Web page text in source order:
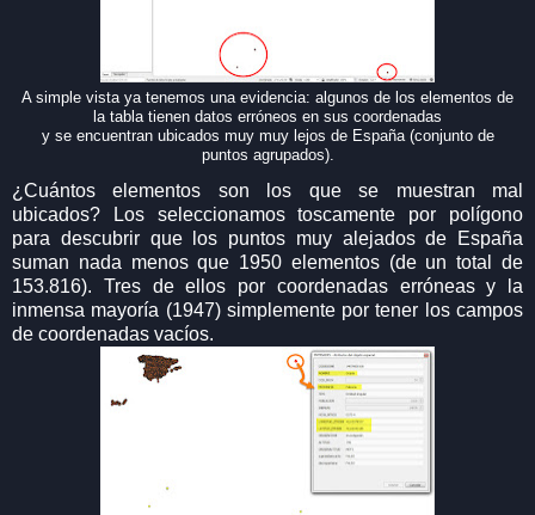
A simple vista ya tenemos una evidencia: algunos de los elementos de
la tabla tienen datos erróneos en sus coordenadas
y se encuentran ubicados muy muy lejos de España (conjunto de
puntos agrupados).
¿Cuántos elementos son los que se muestran mal
ubicados? Los seleccionamos toscamente por polígono
para descubrir que los puntos muy alejados de España
suman nada menos que 1950 elementos (de un total de
153.816). Tres de ellos por coordenadas erróneas y la
inmensa mayoría (1947) simplemente por tener los campos
de coordenadas vacíos.